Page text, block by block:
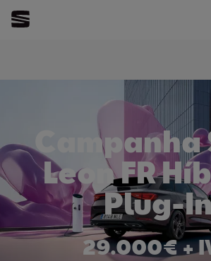
Campanha
Leon FR
Plug-
29.000€ +